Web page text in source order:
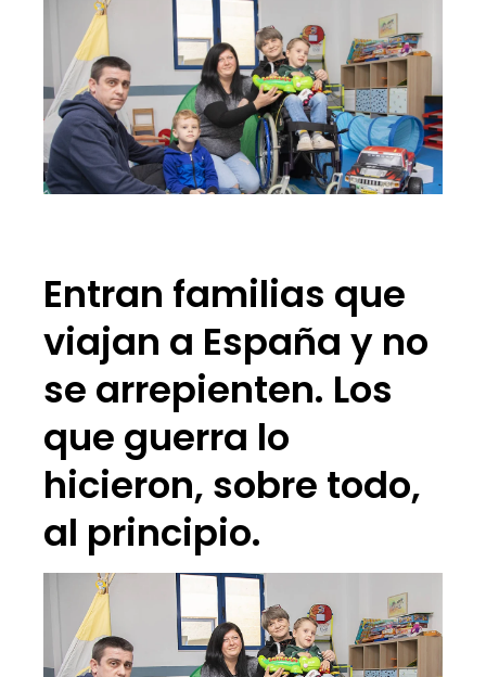
Entran familias que
viajan a España y no
se arrepienten. Los
que guerra lo
hicieron, sobre todo,
al principio.